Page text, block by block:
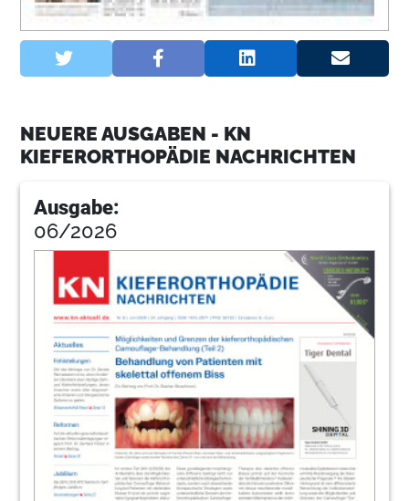
NEUERE AUSGABEN - KN
KIEFERORTHOPÄDIE NACHRICHTEN
Ausgabe:
06/2026